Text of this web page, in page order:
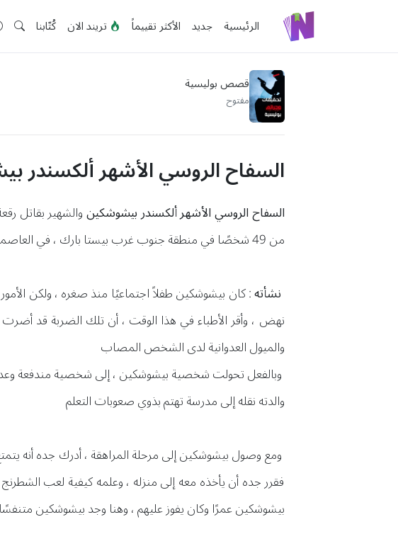
الرئيسية جديد الأكثر تقييماً تريند الان كُتّابنا
قصص بوليسية
مفتوح
السفاح الروسي الأشهر ألكسندر
السفاح الروسي الأشهر ألكسندر بيشوشكينوالشهير بقاتل
من 49 شخصًا في منطقة جنوب غرب بيستا بارك ، في العاصمة موسكو والتي وجدت بها ، جثث ضحاياه
نشأته: كان بيشوشكين طفلاً اجتماعيًا منذ صغره ، ولكن
نهض ، وأقر الأطباء في هذا الوقت ، أن تلك الضربة قد أضرت
والميول العدوانية لدى الشخص المصاب
وبالفعل تحولت شخصية بيشوشكين ، إلى شخصية مندفعة
والدته نقله إلى مدرسة تهتم بذوي صعوبات التعلم
ومع وصول بيشوشكين إلى مرحلة المراهقة ، أدرك جده أنه
فقرر جده أن يأخذه معه إلى منزله ، وعلمه كيفية لعب
بيشوشكين عمرًا وكان يفوز عليهم ، وهنا وجد بيشوشكين متنفسًا